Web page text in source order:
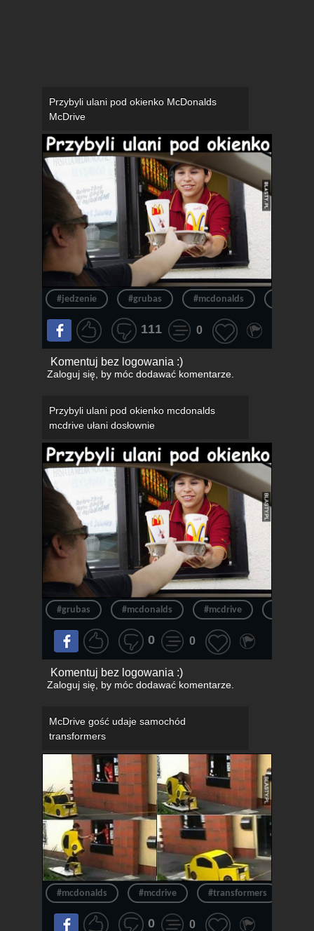
Przybyli ulani pod okienko McDonalds
McDrive
#jedzenie #grubas #mcdonalds
111 0
Komentuj bez logowania :)
Zaloguj się, by móc dodawać komentarze.
Przybyli ulani pod okienko mcdonalds
mcdrive ułani dosłownie
#grubas #mcdonalds #mcdrive
0 0
Komentuj bez logowania :)
Zaloguj się, by móc dodawać komentarze.
McDrive gość udaje samochód
transformers
#mcdonalds #mcdrive #transformers
0 0